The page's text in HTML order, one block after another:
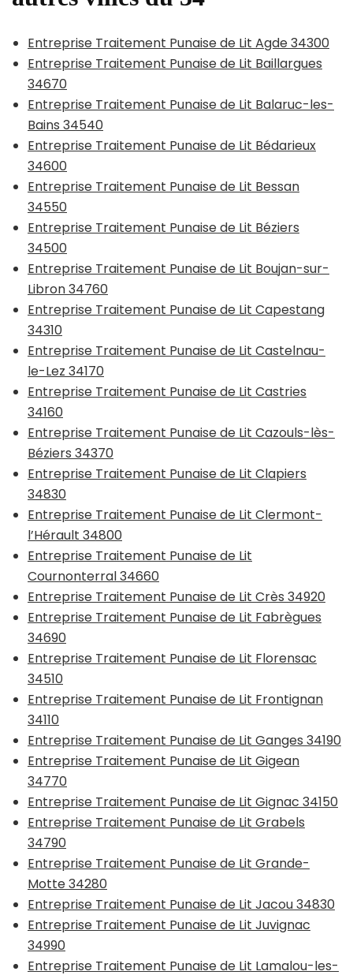
Entreprise Traitement Punaise de Lit Agde 34300
Entreprise Traitement Punaise de Lit Baillargues
34670
Entreprise Traitement Punaise de Lit Balaruc-les-
Bains 34540
Entreprise Traitement Punaise de Lit Bédarieux
34600
Entreprise Traitement Punaise de Lit Bessan
34550
Entreprise Traitement Punaise de Lit Béziers
34500
Entreprise Traitement Punaise de Lit Boujan-sur-
Libron 34760
Entreprise Traitement Punaise de Lit Capestang
34310
Entreprise Traitement Punaise de Lit Castelnau-
le-Lez 34170
Entreprise Traitement Punaise de Lit Castries
34160
Entreprise Traitement Punaise de Lit Cazouls-lès-
Béziers 34370
Entreprise Traitement Punaise de Lit Clapiers
34830
Entreprise Traitement Punaise de Lit Clermont-
l’Hérault 34800
Entreprise Traitement Punaise de Lit
Cournonterral 34660
Entreprise Traitement Punaise de Lit Crès 34920
Entreprise Traitement Punaise de Lit Fabrègues
34690
Entreprise Traitement Punaise de Lit Florensac
34510
Entreprise Traitement Punaise de Lit Frontignan
34110
Entreprise Traitement Punaise de Lit Ganges 34190
Entreprise Traitement Punaise de Lit Gigean
34770
Entreprise Traitement Punaise de Lit Gignac 34150
Entreprise Traitement Punaise de Lit Grabels
34790
Entreprise Traitement Punaise de Lit Grande-
Motte 34280
Entreprise Traitement Punaise de Lit Jacou 34830
Entreprise Traitement Punaise de Lit Juvignac
34990
Entreprise Traitement Punaise de Lit Lamalou-les-